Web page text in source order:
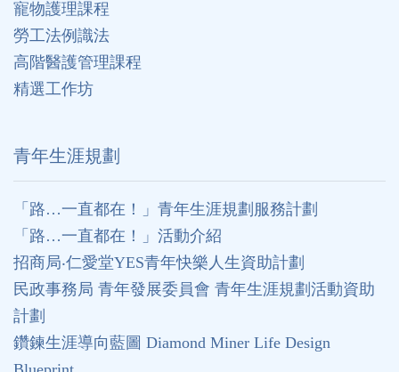
寵物護理課程
勞工法例識法
高階醫護管理課程
精選工作坊
⻘年生涯規劃
「路…一直都在！」青年生涯規劃服務計劃
「路…一直都在！」活動介紹
招商局‧仁愛堂YES青年快樂人生資助計劃
民政事務局 青年發展委員會 青年生涯規劃活動資助
計劃
鑽鍊生涯導向藍圖 Diamond Miner Life Design